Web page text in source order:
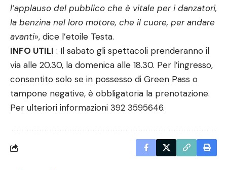
l’applauso del pubblico che è vitale per i danzatori,
la benzina nel loro motore, che il cuore, per andare
avanti», dice l’etoile Testa.
INFO UTILI : Il sabato gli spettacoli prenderanno il
via alle 20.30, la domenica alle 18.30. Per l’ingresso,
consentito solo se in possesso di Green Pass o
tampone negative, è obbligatoria la prenotazione.
Per ulteriori informazioni 392 3595646.